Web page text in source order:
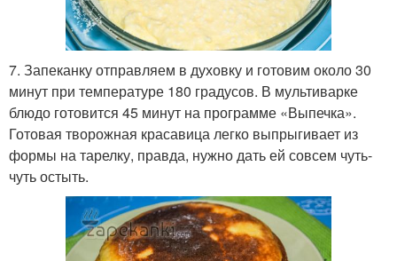
7. Запеканку отправляем в духовку и готовим около 30
минут при температуре 180 градусов. В мультиварке
блюдо готовится 45 минут на программе «Выпечка».
Готовая творожная красавица легко выпрыгивает из
формы на тарелку, правда, нужно дать ей совсем чуть-
чуть остыть.